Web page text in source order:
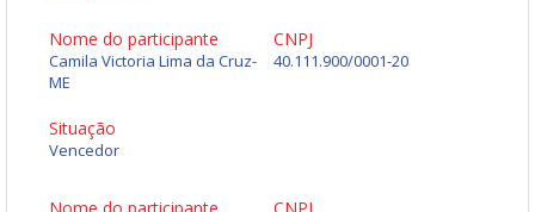
Nome do participante
Camila Victoria Lima da Cruz-
ME
CNPJ
40.111.900/0001-20
Situação
Vencedor